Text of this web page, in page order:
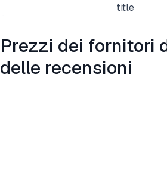
title
Prezzi dei fornitori
delle recensioni